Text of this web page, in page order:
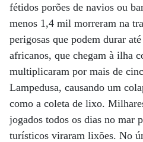
fétidos porões de navios ou
menos 1,4 mil morreram na
perigosas que podem durar
africanos, que chegam à ilha
multiplicaram por mais de
Lampedusa, causando um
como a coleta de lixo.
jogados todos os dias no mar
turísticos viraram lixões. No